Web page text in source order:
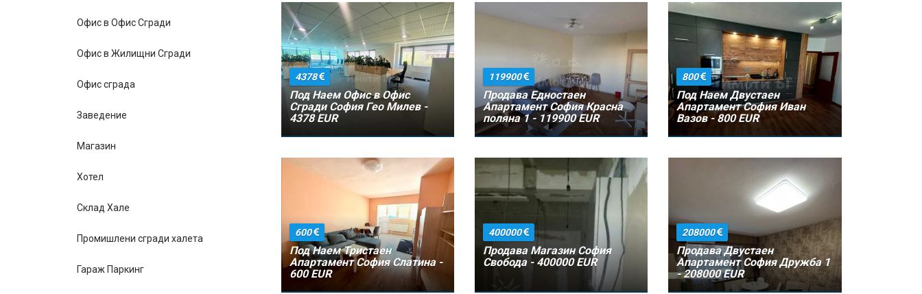
Офис в Офис Сгради
Офис в Жилищни Сгради
Офис сграда
Заведение
Магазин
Хотел
Склад Хале
Промишлени сгради халета
Гараж Паркинг
4378
Под Наем Офис в Офис
Сгради София Гео Милев -
4378 EUR
119900
Продава Едностаен
Апартамент София Красна
поляна 1 - 119900 EUR
800
Под Наем Двустаен
Апартамент София Иван
Вазов - 800 EUR
600
Под Наем Тристаен
Апартамент София Слатина -
600 EUR
400000
Продава Магазин София
Свобода - 400000 EUR
208000
Продава Двустаен
Апартамент София Дружба 1
- 208000 EUR